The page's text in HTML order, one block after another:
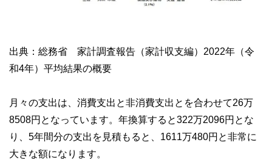
出典：総務省 家計調査報告（家計収支編）2022年（令
和4年）平均結果の概要
月々の支出は、消費支出と非消費支出とを合わせて26万
8508円となっています。年換算すると322万2096円とな
り、5年間分の支出を見積もると、1611万480円と非常に
大きな額になります。